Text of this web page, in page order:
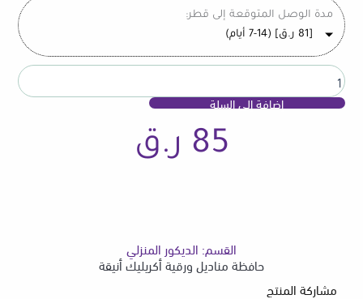
حافظة مناديل ورقية أكريليك أنيقة
القسم: الديكور المنزلي
85 ر.ق
مدة الوصل المتوقعة إلى قطر:
[
81 ر.ق] (7-14 أيام)
إضافة إلى السلة
مشاركة المنتج